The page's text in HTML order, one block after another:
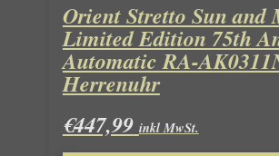
Orient Stretto Sun and
Limited Edition 75th
Automatic RA-
Herrenuhr
€447,99 inkl MwSt.